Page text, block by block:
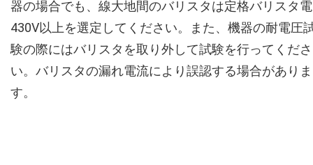
器の場合でも、線大地間のバリスタは定格バリスタ
430V以上を選定してください。また、機器の耐電圧
験の際にはバリスタを取り外して試験を行ってくださ
い。バリスタの漏れ電流により誤認する場合がありま
す。